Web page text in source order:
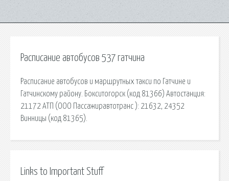
Расписание автобусов 537 гатчина
Расписание автобусов и маршрутных такси по Гатчине и
Гатчинскому району. Бокситогорск (код 81366) Автостанция:
21172 АТП (ООО Пассажиравтотранс ): 21632, 24352
Винницы (код 81365).
Links to Important Stuff